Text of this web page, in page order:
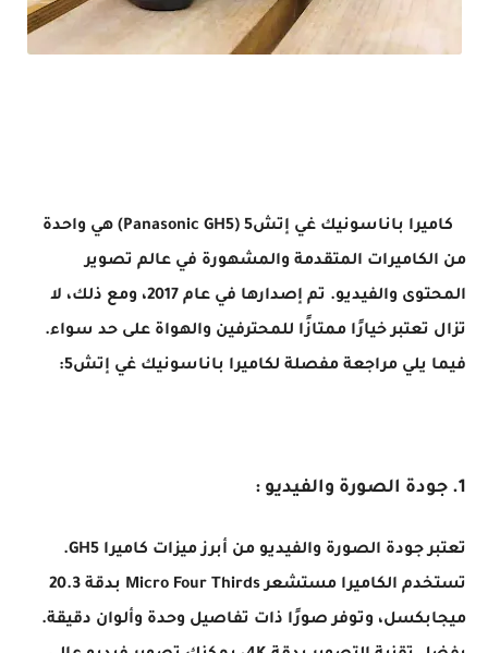
كاميرا باناسونيك غي إتش5 (Panasonic GH5) هي واحدة
من الكاميرات المتقدمة والمشهورة في عالم تصوير
المحتوى والفيديو. تم إصدارها في عام 2017، ومع ذلك، لا
تزال تعتبر خيارًا ممتازًا للمحترفين والهواة على حد سواء.
فيما يلي مراجعة مفصلة لكاميرا باناسونيك غي إتش5:
1. جودة الصورة والفيديو :
تعتبر جودة الصورة والفيديو من أبرز ميزات كاميرا GH5.
تستخدم الكاميرا مستشعر Micro Four Thirds بدقة 20.3
ميجابكسل، وتوفر صورًا ذات تفاصيل وحدة وألوان دقيقة.